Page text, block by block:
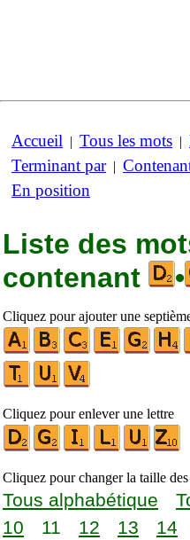
Accueil | Tous les mots |
Terminant par|
En position
Liste des
contenant
•
Cliquez pour ajouter une
Cliquez pour enlever une lettre
Cliquez pour changer la taille
Tous alphabétique
10
11 12 13 14